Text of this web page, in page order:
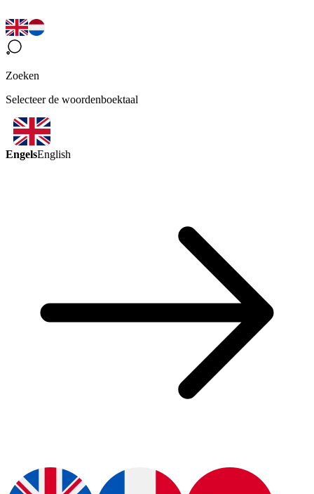
Zoeken
Selecteer de woordenboektaal
EngelsEnglish